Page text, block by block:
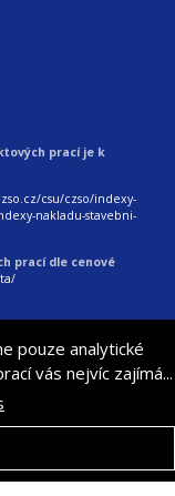
prací je k
csu/czso/indexy-
nakladu-stavebni-
prací dle cenové
pouze analytické
vás nejvíc zajímá...